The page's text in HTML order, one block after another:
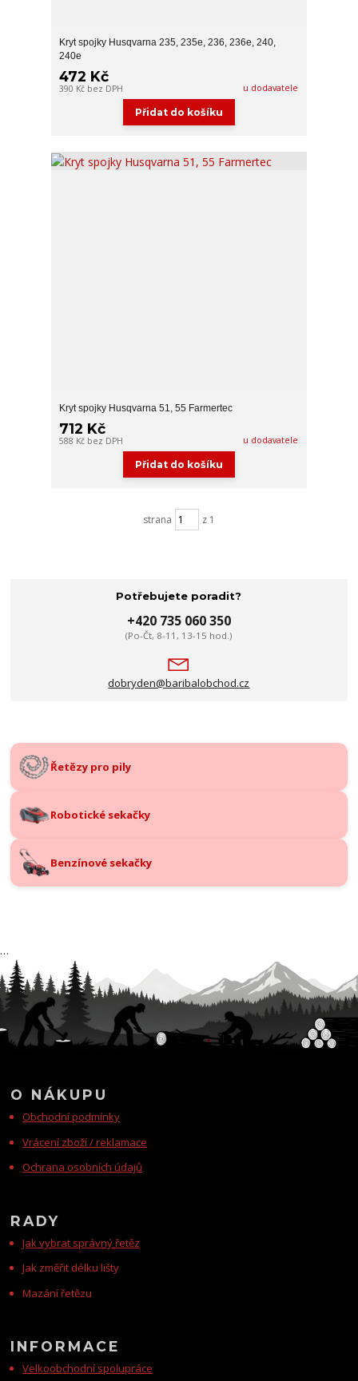
Kryt spojky Husqvarna 235, 235e, 236, 236e, 240,
240e
472 Kč
390 Kč bez DPH u dodavatele
Přidat do košíku
Kryt spojky Husqvarna 51, 55 Farmertec
712 Kč
588 Kč bez DPH u dodavatele
Přidat do košíku
strana z 1
Potřebujete poradit?
+420 735 060 350
(Po-Čt, 8-11, 13-15 hod.)
dobryden@baribalobchod.cz
Řetězy pro pily
Robotické sekačky
Benzínové sekačky
O NÁKUPU
Obchodní podmínky
Vrácení zboží / reklamace
Ochrana osobních údajů
RADY
Jak vybrat správný řetěz
Jak změřit délku lišty
Mazání řetězu
INFORMACE
Velkoobchodní spolupráce
…